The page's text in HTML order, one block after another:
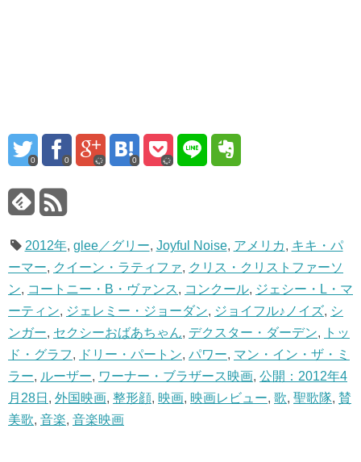
0 0 0
2012年, glee／グリー, Joyful Noise, アメリカ, キキ・パ
ーマー, クイーン・ラティファ, クリス・クリストファーソ
ン, コートニー・B・ヴァンス, コンクール, ジェシー・L・マ
ーティン, ジェレミー・ジョーダン, ジョイフル♪ノイズ, シ
ンガー, セクシーおばあちゃん, デクスター・ダーデン,
トッ
ド・グラフ, ドリー・パートン, パワー, マン・イン・ザ・ミ
ラー, ルーザー, ワーナー・ブラザース映画, 公開：2012年4
月28日 , 外国映画, 整形顔, 映画, 映画レビュー, 歌, 聖歌隊, 賛
美歌, 音楽, 音楽映画